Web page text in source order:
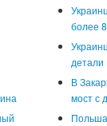
более
детали
В
мост с